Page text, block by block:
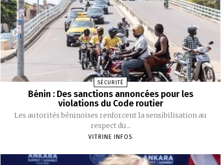
SÉCURITÉ
Bénin : Des sanctions annoncées pour les
violations du Code routier
Les autorités béninoises renforcent la sensibilisation au
respect du...
VITRINE INFOS